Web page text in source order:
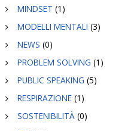
MINDSET (1)
MODELLI MENTALI (3)
NEWS (0)
PROBLEM SOLVING (1)
PUBLIC SPEAKING (5)
RESPIRAZIONE(1)
SOSTENIBILITÀ(0)